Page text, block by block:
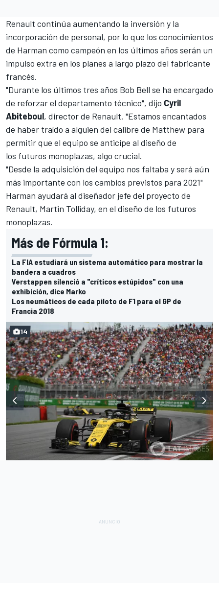
Renault continúa aumentando la inversión y la
incorporación de personal, por lo que los conocimientos
de Harman como campeón en los últimos años serán un
impulso extra en los planes a largo plazo del fabricante
francés.
"Durante los últimos tres años Bob Bell se ha encargado
de reforzar el departamento técnico", dijo Cyril
Abiteboul, director de Renault. "Estamos encantados
de haber traído a alguien del calibre de Matthew para
permitir que el equipo se anticipe al diseño de
los futuros monoplazas, algo crucial.
"Desde la adquisición del equipo nos faltaba y será aún
más importante con los cambios previstos para 2021"
Harman ayudará al diseñador jefe del proyecto de
Renault, Martin Tolliday, en el diseño de los futuros
monoplazas.
Más de Fórmula 1:
La FIA estudiará un sistema automático para mostrar la
bandera a cuadros
Verstappen silenció a "críticos estúpidos" con una
exhibición, dice Marko
Los neumáticos de cada piloto de F1 para el GP de
Francia 2018
14